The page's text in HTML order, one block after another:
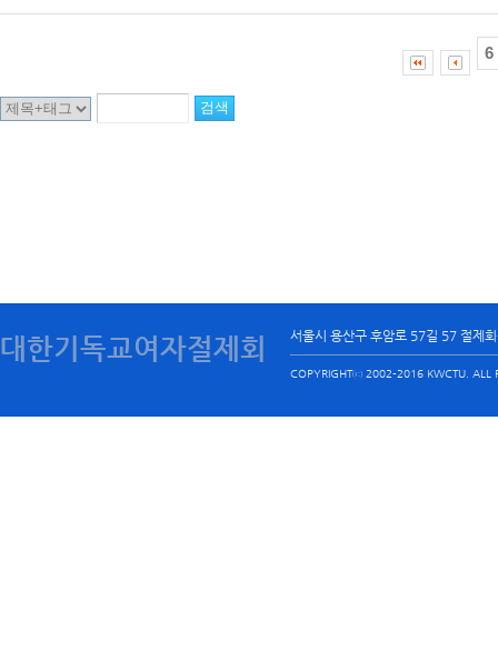
6
대한기독교여자절제회 서울시 용산구 후암로 57길 57 절제
COPYRIGHTⓒ 2002-2016 KWCTU. ALL